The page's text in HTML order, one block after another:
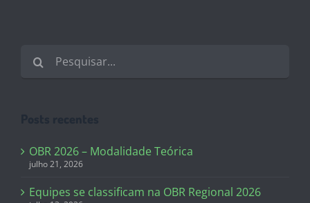
resultados
OBR 2026 – Modalidade Teórica
julho 21, 2026
Equipes se classificam na OBR Regional 2026